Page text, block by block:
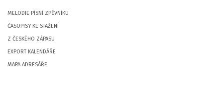
MELODIE PÍSNÍ ZPĚVNÍKU
ČASOPISY KE STAŽENÍ
Z ČESKÉHO ZÁPASU
EXPORT KALENDÁŘE
MAPA ADRESÁŘE